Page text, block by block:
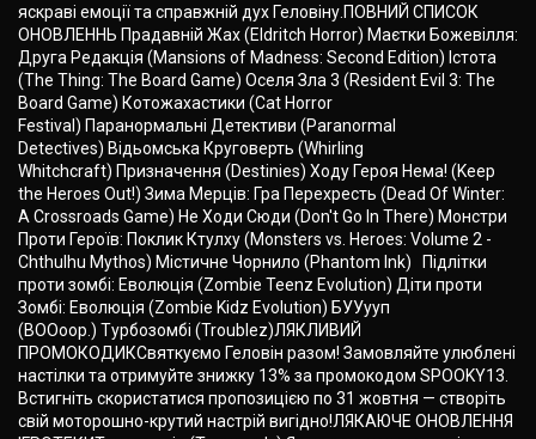
яскраві емоції та справжній дух Геловіну.ПОВНИЙ СПИСОК
ОНОВЛЕННЬ Прадавній Жах (Eldritch Horror) Маєтки Божевілля:
Друга Редакція (Mansions of Madness: Second Edition) Істота
(The Thing: The Board Game) Оселя Зла 3 (Resident Evil 3: The
Board Game) Котожахастики (Cat Horror
Festival) Паранормальні Детективи (Paranormal
Detectives) Відьомська Круговерть (Whirling
Whitchcraft) Призначення (Destinies) Ходу Героя Нема! (Keep
the Heroes Out!) Зима Мерців: Гра Перехресть (Dead Of Winter:
A Crossroads Game) Не Ходи Сюди (Don't Go In There) Монстри
Проти Героїв: Поклик Ктулху (Monsters vs. Heroes: Volume 2 -
Chthulhu Mythos) Містичне Чорнило (Phantom Ink) Підлітки
проти зомбі: Еволюція (Zombie Teenz Evolution) Діти проти
Зомбі: Еволюція (Zombie Kidz Evolution) БУУууп
(BOOoop.) Турбозомбі (Troublez)ЛЯКЛИВИЙ
ПРОМОКОДИКСвяткуємо Геловін разом! Замовляйте улюблені
настілки та отримуйте знижку 13% за промокодом SPOOKY13.
Встигніть скористатися пропозицією по 31 жовтня — створіть
свій моторошно-крутий настрій вигідно!ЛЯКАЮЧЕ ОНОВЛЕННЯ